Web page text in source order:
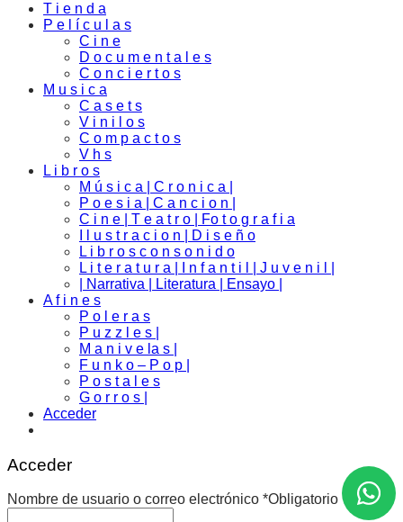
T i e n d a
P e l í c u l a s
C i n e
D o c u m e n t a l e s
C o n c i e r t o s
M u s i c a
C a s e t s
V i n i l o s
C o m p a c t o s
V h s
L i b r o s
M ú s i c a | C r o n i c a |
P o e s i a | C a n c i o n |
C i n e | T e a t r o | Fo t o g r a f i a
I l u s t r a c i o n | D i s e ñ o
L i b r o s c o n s o n i d o
L i t e r a t u r a | I n f a n t i l | J u v e n i l |
| Narrativa | Literatura | Ensayo |
A f i n e s
P o l e r a s
P u z z l e s |
M a n i v e la s |
F u n k o – P o p |
P o s t a l e s
G o r r o s |
Acceder
Acceder
Nombre de usuario o correo electrónico *Obligatorio